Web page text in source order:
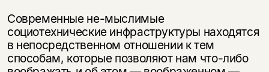
Современные не-мыслимые
социотехнические инфраструктуры находятся
в непосредственном отношении к тем
способам, которые позволяют нам что-либо